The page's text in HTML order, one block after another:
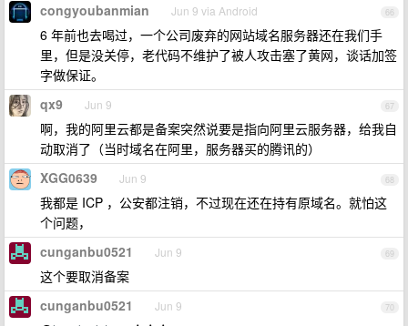
66
congyoubanmian Jun 9 via Android
6 年前也去喝过，一个公司废弃的网站域名服务器还在我们手
里，但是没关停，老代码不维护了被人攻击塞了黄网，谈话加签
字做保证。
67
qx9 Jun 9
啊，我的阿里云都是备案突然说要是指向阿里云服务器，给我自
动取消了（当时域名在阿里，服务器买的腾讯的）
68
XGG0639 Jun 9
我都是 ICP ，公安都注销，不过现在还在持有原域名。就怕这
个问题，
69
cunganbu0521 Jun 9
这个要取消备案
70
cunganbu0521 Jun 9